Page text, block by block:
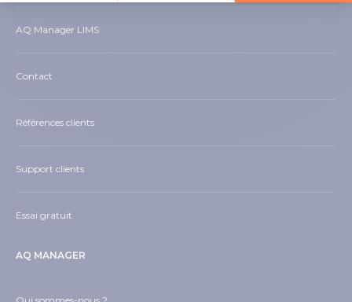
AQ Manager LIMS
Contact
Références clients
Support clients
Essai gratuit
AQ MANAGER